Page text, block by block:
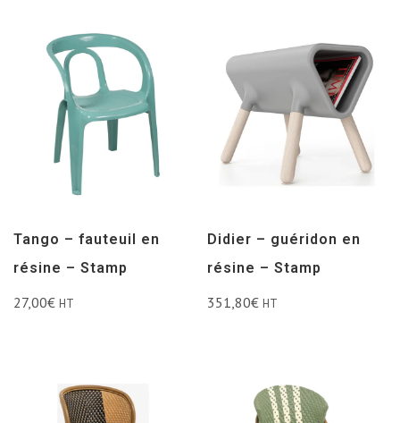
Tango – fauteuil en
résine – Stamp
27,00€ HT
Didier – guéridon en
résine – Stamp
351,80€ HT